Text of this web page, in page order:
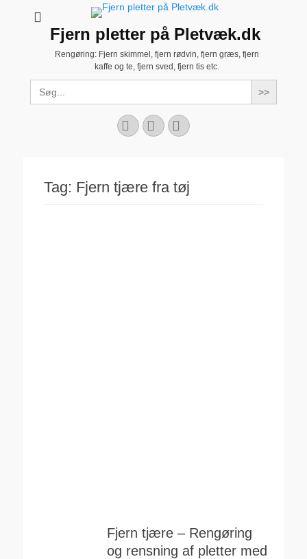
Fjern pletter på Pletvæk.dk
Rengøring: Fjern skimmel, fjern rødvin, fjern græs, fjern
kaffe og te, fjern sved, fjern tis etc.
Search
for:
Facebook
YouTubeInstagram
Tag: Fjern tjære fra tøj
Fjern tjære – Rengøring
og rensning af pletter med